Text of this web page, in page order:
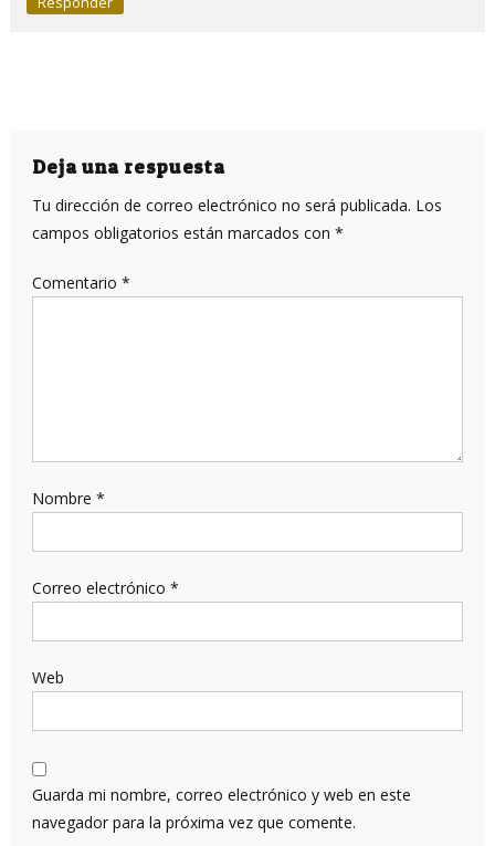
Deja una respuesta
Tu dirección de correo electrónico no será publicada. Los
campos obligatorios están marcados con *
Comentario *
Nombre *
Correo electrónico *
Web
Guarda mi nombre, correo electrónico y web en este
navegador para la próxima vez que comente.